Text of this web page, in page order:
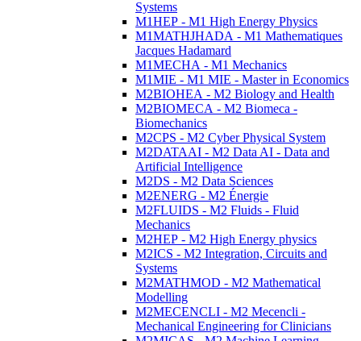
Systems
M1HEP - M1 High Energy Physics
M1MATHJHADA - M1 Mathematiques
Jacques Hadamard
M1MECHA - M1 Mechanics
M1MIE - M1 MIE - Master in Economics
M2BIOHEA - M2 Biology and Health
M2BIOMECA - M2 Biomeca -
Biomechanics
M2CPS - M2 Cyber Physical System
M2DATAAI - M2 Data AI - Data and
Artificial Intelligence
M2DS - M2 Data Sciences
M2ENERG - M2 Énergie
M2FLUIDS - M2 Fluids - Fluid
Mechanics
M2HEP - M2 High Energy physics
M2ICS - M2 Integration, Circuits and
Systems
M2MATHMOD - M2 Mathematical
Modelling
M2MECENCLI - M2 Mecencli -
Mechanical Engineering for Clinicians